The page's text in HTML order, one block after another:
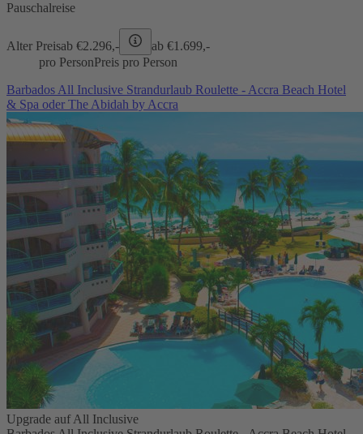
Pauschalreise
Alter Preisab €2.296,- ab €1.699,-
pro PersonPreis pro Person
Barbados All Inclusive Strandurlaub Roulette - Accra Beach Hotel
& Spa oder The Abidah by Accra
Upgrade auf All Inclusive